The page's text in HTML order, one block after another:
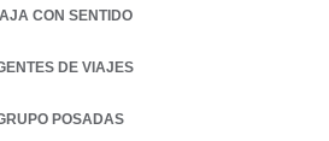
CON SENTIDO
DE VIAJES
POSADAS